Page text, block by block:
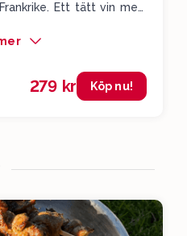
Ett tätt vin med
örter, kvistar och
279 kr Köp nu!